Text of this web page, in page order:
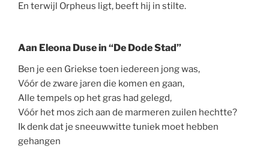
En terwijl Orpheus ligt, beeft hij in stilte.
Aan Eleona Duse in “De Dode Stad”
Ben je een Griekse toen iedereen jong was,
Vóór de zware jaren die komen en gaan,
Alle tempels op het gras had gelegd,
Vóór het mos zich aan de marmeren zuilen hechtte?
Ik denk dat je sneeuwwitte tuniek moet hebben
gehangen